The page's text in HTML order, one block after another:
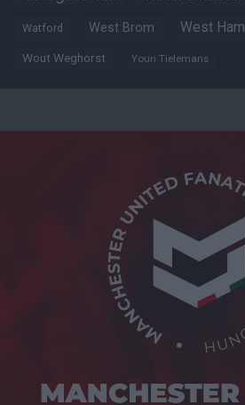
Watford West Brom West Ham
Wout Weghorst Youri Tielemans